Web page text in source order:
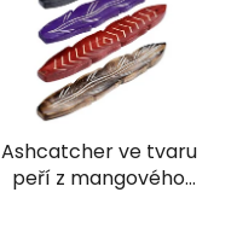
Ashcatcher ve tvaru
peří z mangového